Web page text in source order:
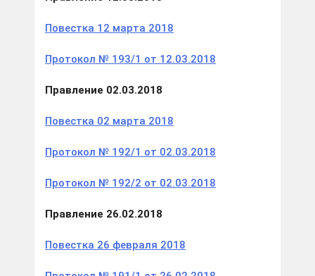
Повестка 12 марта 2018
Протокол № 193/1 от 12.03.2018
Правление 02.03.2018
Повестка 02 марта 2018
Протокол № 192/1 от 02.03.2018
Протокол № 192/2 от 02.03.2018
Правление 26.02.2018
Повестка 26 февраля 2018